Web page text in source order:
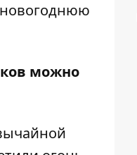
новогоднюю
можно